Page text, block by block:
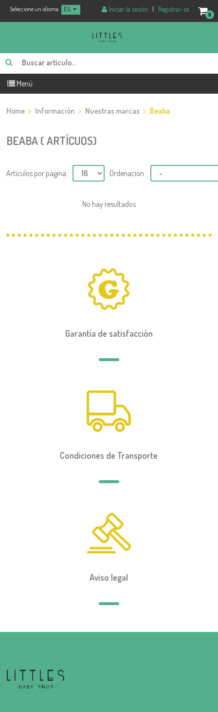
Seleccione un idioma: ES
0
Iniciar la sesión | Registrar-se
Menú
Home Información Nuestras marcas Beaba
BEABA ( ARTÍCUOS)
Artículos por página: Ordenación:
No hay resultados
Garantía de satisfacción
Condiciones de Transporte
Aviso legal